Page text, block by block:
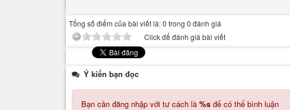
Tổng số điểm của bài viết là: 0 trong 0 đánh giá
Click để đánh giá bài viết
Ý kiến bạn đọc
Bạn cần đăng nhập với tư cách là %s để có thể bình luận